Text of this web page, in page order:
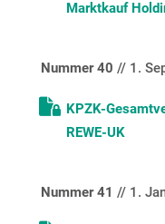
Marktkauf
Nummer 40 // 1.
KPZK-
REWE-UK
Nummer 41 // 1.